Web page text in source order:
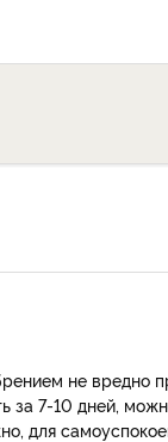
не вредно
за 7-10 дней,
для